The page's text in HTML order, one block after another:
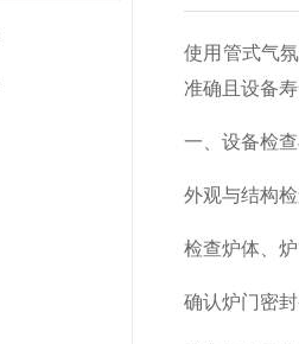
使用管式气
准确且设备
一、设备检
外观与结构
检查炉体、
确认炉门密